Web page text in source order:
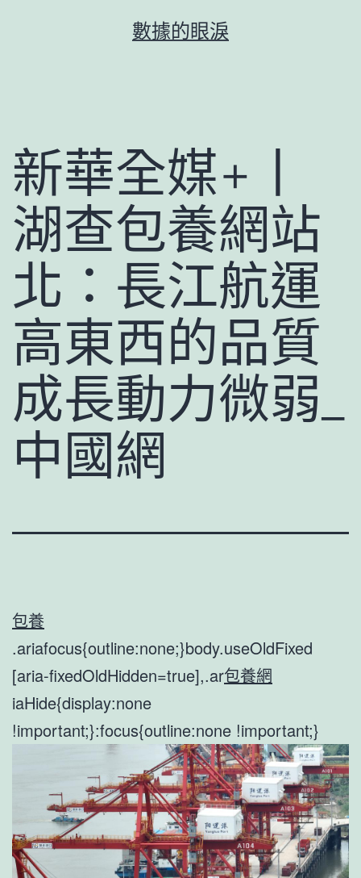
數據的眼淚
新華全媒+丨
湖查包養網站
北：長江航運
高東西的品質
成長動力微弱_
中國網
包養
.ariafocus{outline:none;}body.useOldFixed
[aria-fixedOldHidden=true],.ar包養網
iaHide{display:none
!important;}:focus{outline:none !important;}